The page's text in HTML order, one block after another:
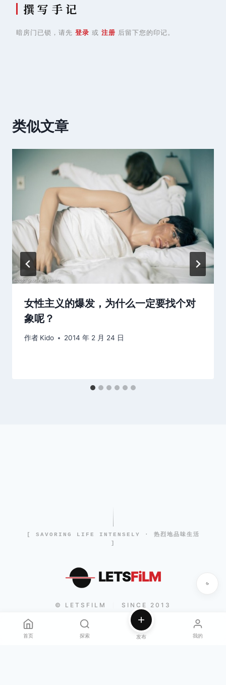
撰 写 手 记
暗房门已锁，请先 登录 或 注册 后留下您的印记。
类似文章
女性主义的爆发，为什么一定要找个对
象呢？
作者 Kido 2014 年 2 月 24 日
[ SAVORING LIFE INTENSELY · 热烈地品味生活
]
LETSFiLM
© LETSFILM SINCE 2013
首页 探索 发布 我的